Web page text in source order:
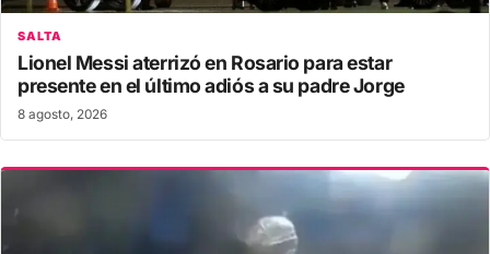
SALTA
Lionel Messi aterrizó en Rosario para estar
presente en el último adiós a su padre Jorge
8 agosto, 2026